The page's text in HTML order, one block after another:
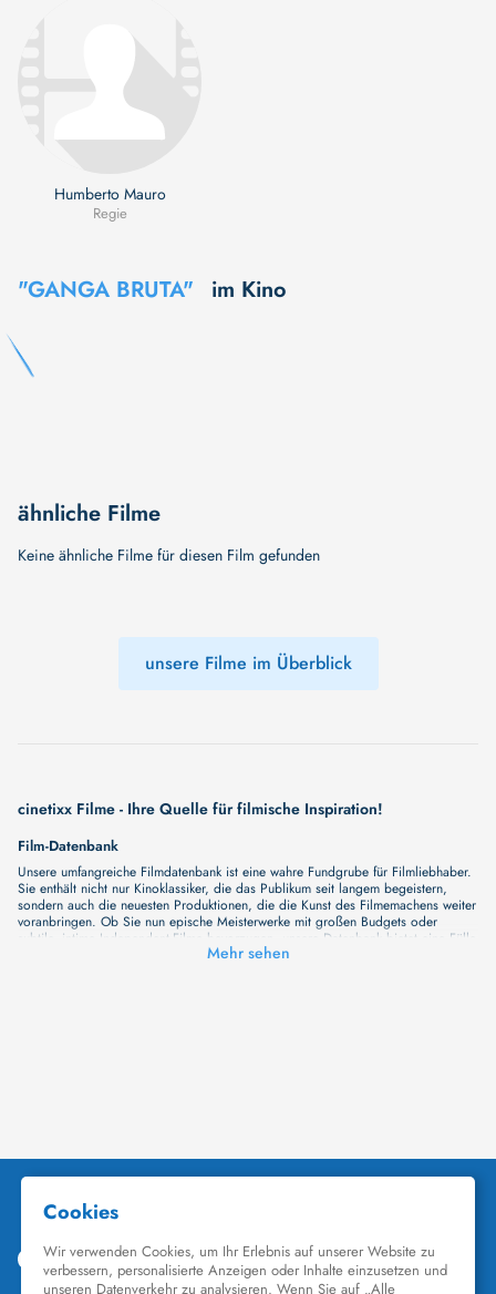
Humberto Mauro
Regie
"GANGA BRUTA" im Kino
ähnliche Filme
Keine ähnliche Filme für diesen Film gefunden
unsere Filme im Überblick
cinetixx Filme - Ihre Quelle für filmische Inspiration!
Film-Datenbank
Unsere umfangreiche Filmdatenbank ist eine wahre Fundgrube für Filmliebhaber.
Sie enthält nicht nur Kinoklassiker, die das Publikum seit langem begeistern,
sondern auch die neuesten Produktionen, die die Kunst des Filmemachens weiter
voranbringen. Ob Sie nun epische Meisterwerke mit großen Budgets oder
subtile, intime Independent-Filme bevorzugen, unsere Datenbank bietet eine Fülle
von Inhalten, die Ihr Herz und Ihren Geist berühren werden. Beim Durchstöbern
Kinematographie zu einer noch faszinierenderen Welt werden, die Sie erkunden
Schauspieler-Datenbank
wir Sie dazu ein, Informationen über Ihre Lieblingskünstler zu entdecken. Bei uns
finden Sie heraus, in welchen Filmen sie mitgewirkt haben, mit wem sie
gearbeitet haben und welche Rollen sie gespielt haben. Von den größten Stars
Mehr sehen